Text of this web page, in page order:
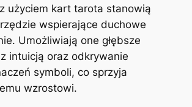
użyciem kart tarota stanowią
wspierające duchowe
Umożliwiają one głębsze
z intuicją oraz odkrywanie
symboli, co sprzyja
wzrostowi.